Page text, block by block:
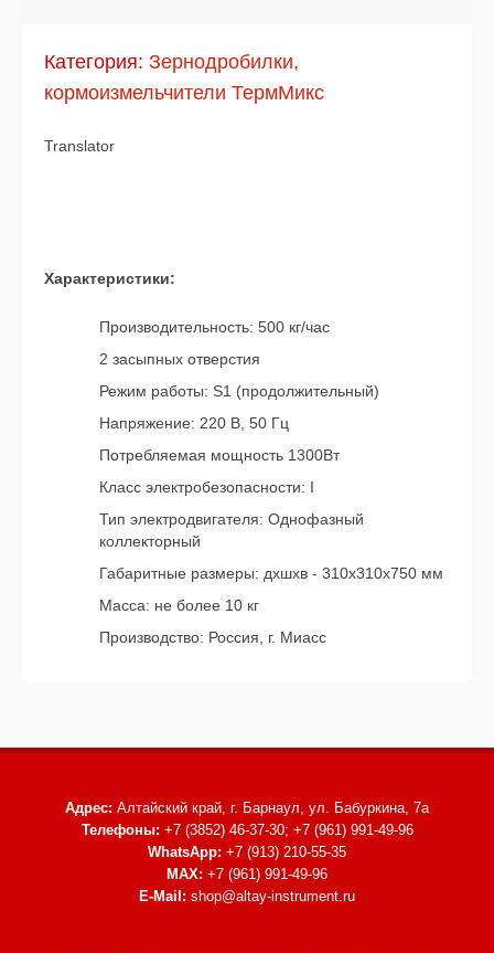
Категория: Зернодробилки,
кормоизмельчители ТермМикс
Translator
Характеристики:
Производительность: 500 кг/час
2 засыпных отверстия
Режим работы: S1 (продолжительный)
Напряжение: 220 В, 50 Гц
Потребляемая мощность 1300Вт
Класс электробезопасности: I
Тип электродвигателя: Однофазный
коллекторный
Габаритные размеры: дхшхв - 310х310х750 мм
Масса: не более 10 кг
Производство: Россия, г. Миасс
Адрес: Алтайский край, г. Барнаул, ул. Бабуркина, 7а
Телефоны: +7 (3852) 46-37-30; +7 (961) 991-49-96
WhatsApp: +7 (913) 210-55-35
MAX: +7 (961) 991-49-96
E-Mail: shop@altay-instrument.ru